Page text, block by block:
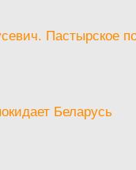
Пастырское
Беларусь